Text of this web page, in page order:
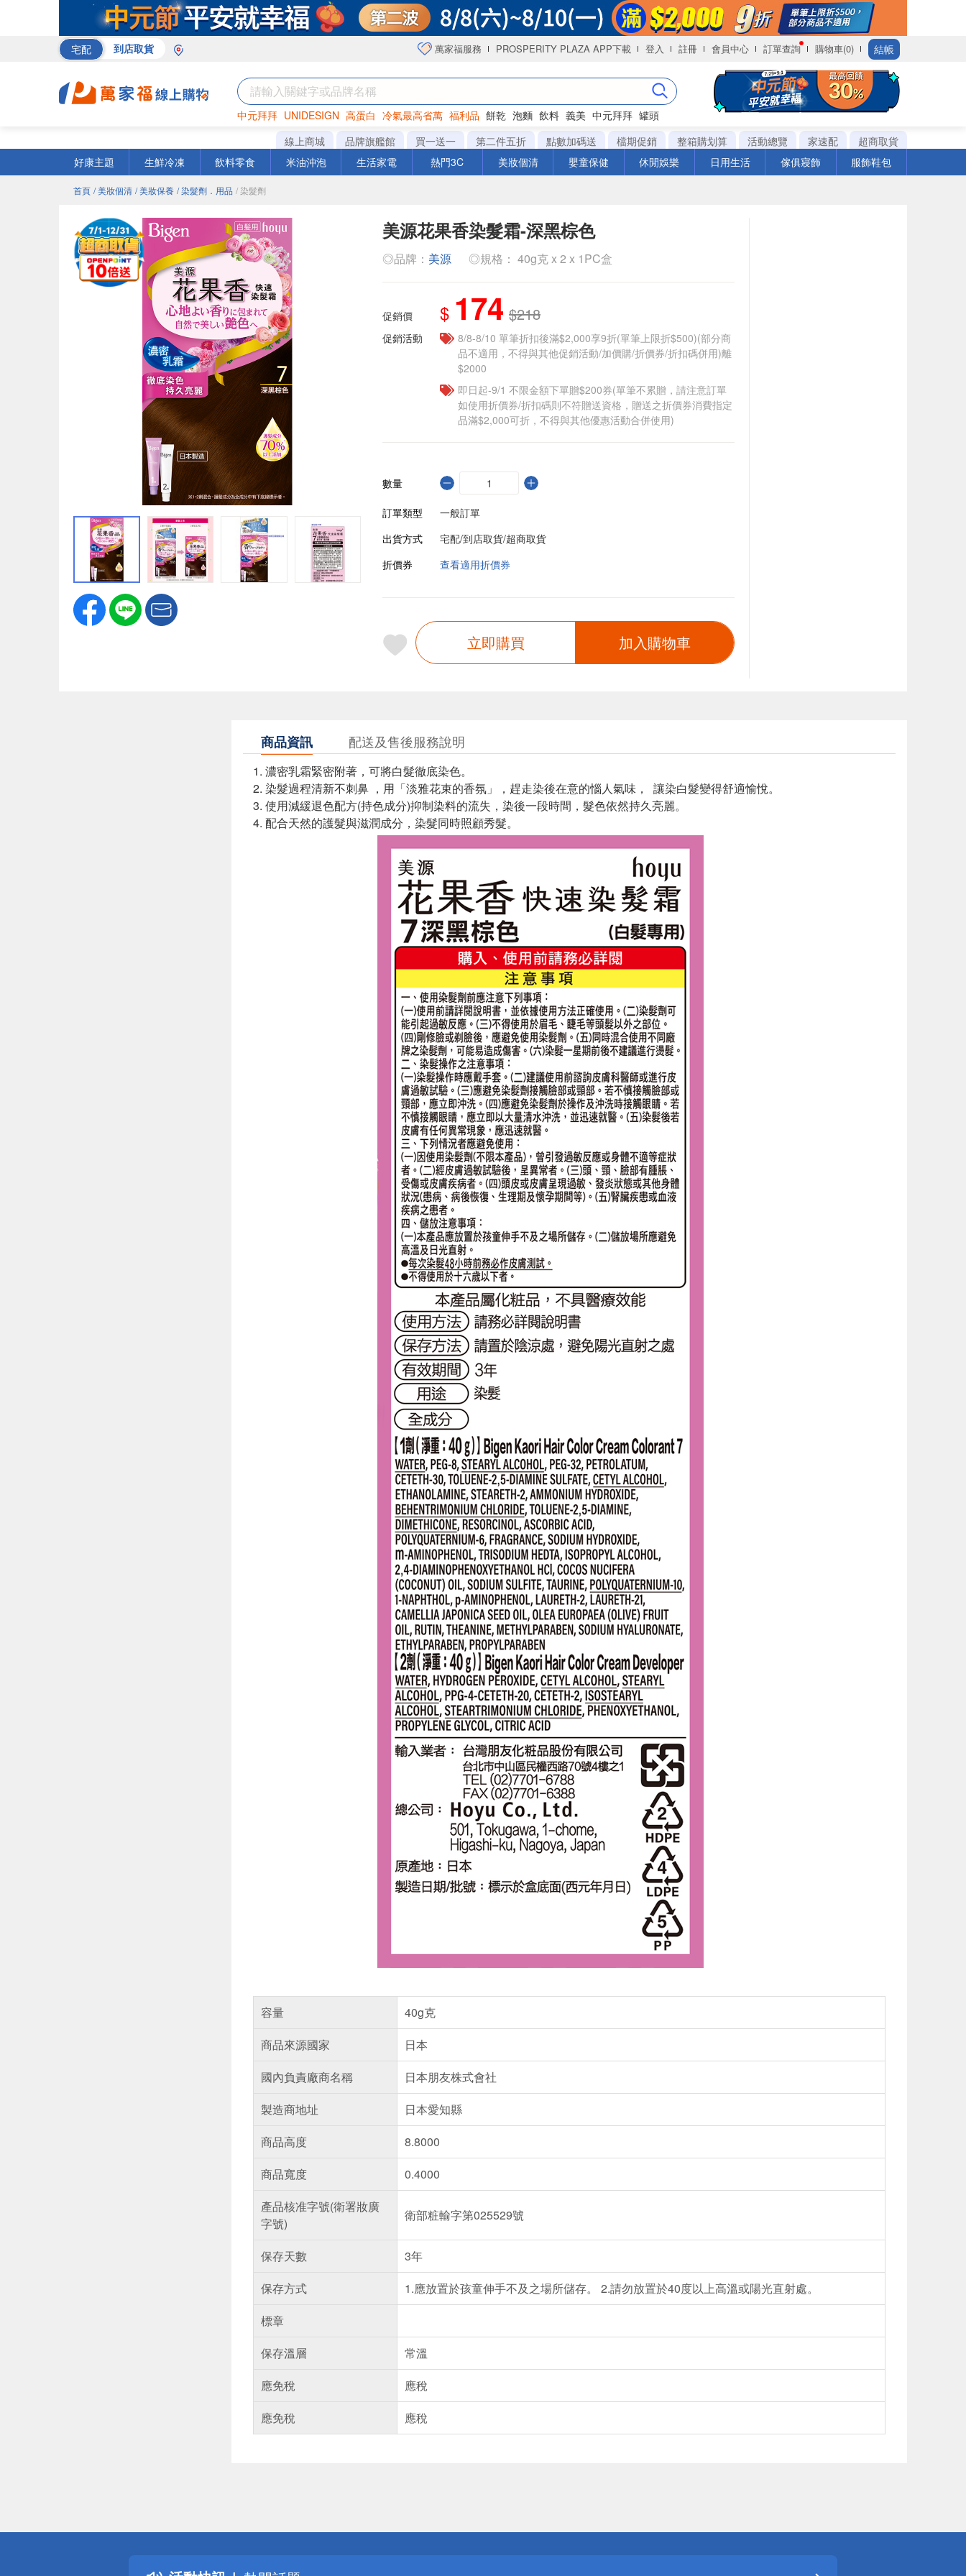
宅配 到店取貨 萬家福服務 PROSPERITY PLAZA APP下載 登入 註冊 會員中心 訂單查詢 購物車(0) 結帳
中元拜拜 UNIDESIGN 高蛋白 冷氣最高省萬 福利品 餅乾 泡麵 飲料 義美 中元拜拜 罐頭
巧克力 衛生紙 咖啡
線上商城 品牌旗艦館 買一送一 第二件五折 點數加碼送 檔期促銷 整箱購划算 活動總覽 家速配
超商取貨
好康主題
生鮮冷凍 飲料零食 米油沖泡 生活家電 熱門3C 美妝個清 嬰童保健 休閒娛樂 日用生活 傢俱寢飾 服飾鞋包
首頁 / 美妝個清 / 美妝保養 / 染髮劑．用品 / 染髮劑
美源花果香染髮霜-深黑棕色
◎品牌： 美源 ◎規格： 40g克 x 2 x 1PC盒
促銷價 $ 174 $218
促銷活動
8/8-8/10 單筆折扣後滿$2,000享9折(單筆上限折$500)(部分商
品不適用，不得與其他促銷活動/加價購/折價券/折扣碼併用)離
$2000
即日起-9/1 不限金額下單贈$200券(單筆不累贈，請注意訂單
如使用折價券/折扣碼則不符贈送資格，贈送之折價券消費指定
品滿$2,000可折，不得與其他優惠活動合併使用)
數量
訂單類型
一般訂單
出貨方式
宅配/到店取貨/超商取貨
折價券
查看適用折價券
立即購買 加入購物車
商品資訊 配送及售後服務說明
1. 濃密乳霜緊密附著，可將白髮徹底染色。
2. 染髮過程清新不刺鼻 ，用「淡雅花束的香氛」，趕走染後在意的惱人氣味， 讓染白髮變得舒適愉悅。
3. 使用減緩退色配方(持色成分)抑制染料的流失，染後一段時間，髮色依然持久亮麗。
4. 配合天然的護髮與滋潤成分，染髮同時照顧秀髮。
容量
40g克
商品來源國家
日本
國內負責廠商名稱
日本朋友株式會社
製造商地址
日本愛知縣
商品高度
8.8000
商品寬度
0.4000
產品核准字號(衛署妝廣
字號)
衛部粧輸字第025529號
保存天數
3年
保存方式
1.應放置於孩童伸手不及之場所儲存。 2.請勿放置於40度以上高溫或陽光直射處。
標章
保存溫層
常溫
應免稅
應稅
應免稅
應稅
詐騙網頁！請小心！
得獎公告